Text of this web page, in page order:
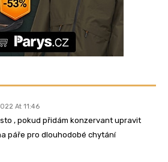
At 11:46
, pokud přidám konzervant upravit
páře pro dlouhodobé chytání